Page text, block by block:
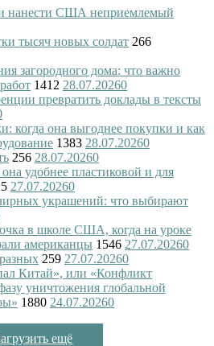
нанести США неприемлемый
тысяч новых солдат 266
загородного дома: что важно
1412 28.07.20260
превратить доклады в тексты
когда она выгоднее покупки и как
1383 28.07.20260
256 28.07.20260
удобнее пластиковой и для
27.07.20260
украшений: что выбирают
в школе США, когда на уроке
американцы 1546 27.07.20260
259 27.07.20260
Китай», или «Конфликт
уничтожения глобальной
1880 24.07.20260
ещё